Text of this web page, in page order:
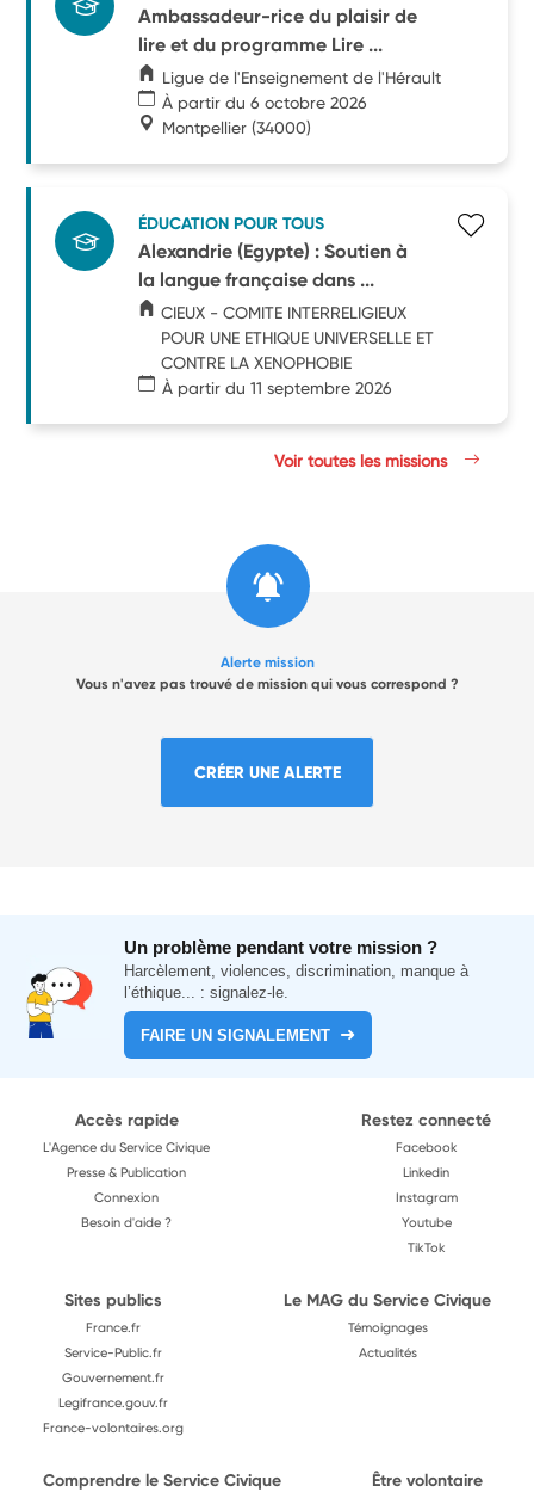
Ambassadeur-rice du plaisir de
lire et du programme Lire ...
Ligue de l'Enseignement de l'Hérault
À partir du 6 octobre 2026
Montpellier (34000)
ÉDUCATION POUR TOUS
Alexandrie (Egypte) : Soutien à
la langue française dans ...
CIEUX - COMITE INTERRELIGIEUX
POUR UNE ETHIQUE UNIVERSELLE ET
CONTRE LA XENOPHOBIE
À partir du 11 septembre 2026
Voir toutes les missions
Alerte mission
Vous n'avez pas trouvé de mission qui vous correspond ?
CRÉER UNE ALERTE
Un problème pendant votre mission ?
Harcèlement, violences, discrimination, manque à
l’éthique... : signalez-le.
FAIRE UN SIGNALEMENT
Accès rapide
L'Agence du Service Civique
Presse & Publication
Connexion
Besoin d'aide ?
Restez connecté
Facebook
Linkedin
Instagram
Youtube
TikTok
Sites publics
France.fr
Service-Public.fr
Gouvernement.fr
Legifrance.gouv.fr
France-volontaires.org
Le MAG du Service Civique
Témoignages
Actualités
Comprendre le Service Civique Être volontaire